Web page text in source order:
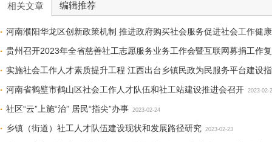
相关文章 编辑推荐
河南濮阳华龙区创新政策机制 推进政府购买社会服务促进社会工作健
贵州召开2023年全省慈善社工志愿服务业务工作会暨互联网募捐工作
实施社会工作人才素质提升工程 江西出台乡镇民政为民服务平台建设
河南省鹤壁市鹤山区社会工作人才队伍和社工站建设推进会召开 2023-02-
社区“云”上施“治” 居民“指尖”办事 2023-02-24
乡镇（街道）社工人才队伍建设现状和发展路径研究 2023-02-23